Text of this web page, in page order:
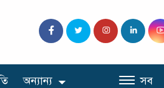
অন্যান্য সব